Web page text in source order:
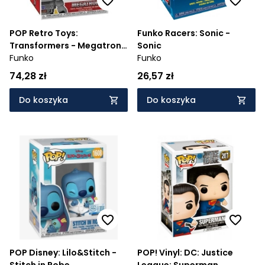
POP Retro Toys:
Transformers - Megatron
(132)
Funko
74,28 zł
Do koszyka
Funko Racers: Sonic -
Sonic
Funko
26,57 zł
Do koszyka
POP Disney: Lilo&Stitch -
POP! Vinyl: DC: Justice